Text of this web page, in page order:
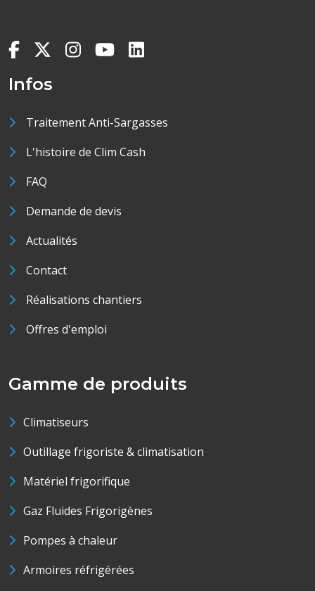
Infos
Traitement Anti-Sargasses
L'histoire de Clim Cash
FAQ
Demande de devis
Actualités
Contact
Réalisations chantiers
Offres d'emploi
Gamme de produits
Climatiseurs
Outillage frigoriste & climatisation
Matériel frigorifique
Gaz Fluides Frigorigènes
Pompes à chaleur
Armoires réfrigérées